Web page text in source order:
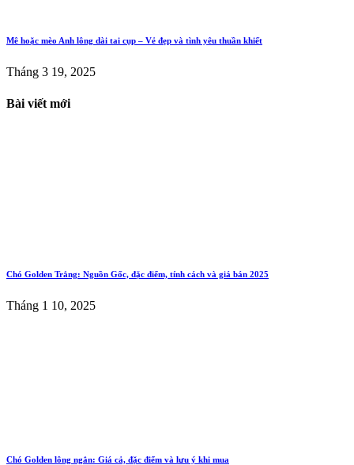
Mê hoặc mèo Anh lông dài tai cụp – Vẻ đẹp và tình yêu thuần khiết
Tháng 3 19, 2025
Bài viết mới
Chó Golden Trắng: Nguồn Gốc, đặc điểm, tính cách và giá bán 2025
Tháng 1 10, 2025
Chó Golden lông ngắn: Giá cả, đặc điểm và lưu ý khi mua